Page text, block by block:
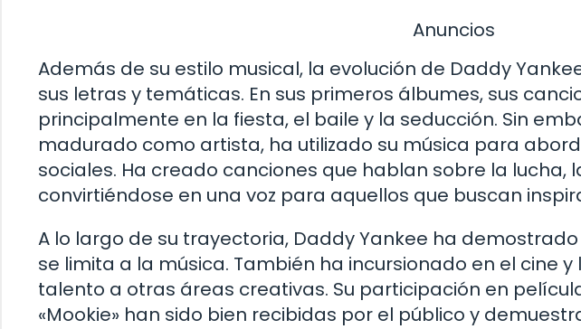
Anuncios
Además de su estilo musical, la evolución de Daddy
sus letras y temáticas. En sus primeros álbumes, sus
principalmente en la fiesta, el baile y la seducción. Sin
madurado como artista, ha utilizado su música para
sociales. Ha creado canciones que hablan sobre la lucha,
convirtiéndose en una voz para aquellos que buscan
A lo largo de su trayectoria, Daddy Yankee ha
se limita a la música. También ha incursionado en el cine
talento a otras áreas creativas. Su participación en
«Mookie» han sido bien recibidas por el público y